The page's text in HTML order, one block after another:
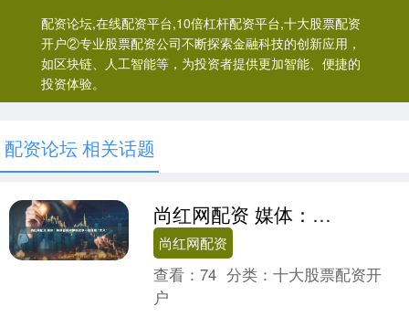
配资论坛,在线配资平台,10倍杠杆配资平台,十大股票配资
开户②专业股票配资公司不断探索金融科技的创新应用，
如区块链、人工智能等，为投资者提供更加智能、便捷的
投资体验。
配资论坛 相关话题
尚红网配资 媒体：特朗普称对伊朗战争不会持续“太久”
尚红网配资
查看：74 分类：十大股票配资开
户